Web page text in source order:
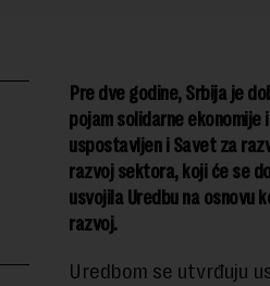
Pre dve godine, Srbija je
pojam solidarne
uspostavljen i Savet za
razvoj sektora, koji će se
usvojila Uredbu na osnovu
razvoj.
Uredbom se utvrđuju